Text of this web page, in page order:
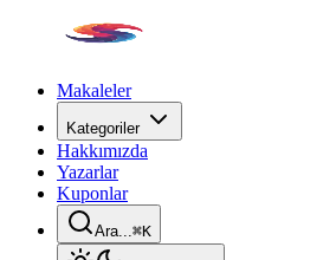
Makaleler
Kategoriler
Hakkımızda
Yazarlar
Kuponlar
Ara...⌘K